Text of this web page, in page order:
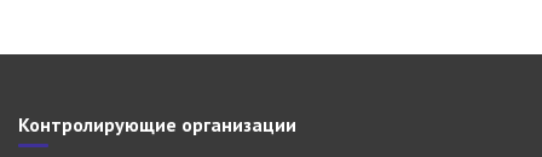
Контролирующие организации